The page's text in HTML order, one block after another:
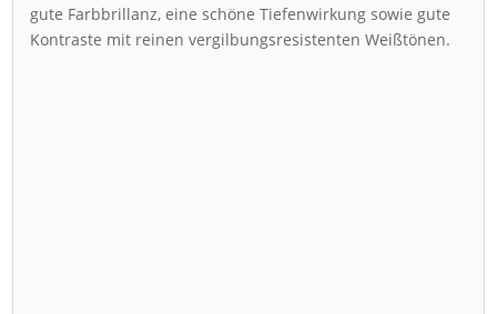
gute Farbbrillanz, eine schöne Tiefenwirkung sowie gute
Kontraste mit reinen vergilbungsresistenten Weißtönen.